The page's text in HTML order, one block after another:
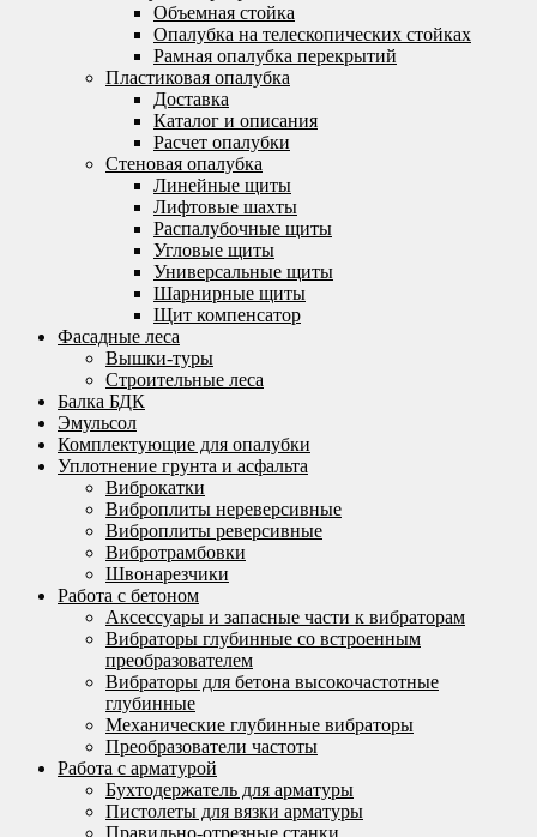
Объемная стойка
Опалубка на телескопических стойках
Рамная опалубка перекрытий
Пластиковая опалубка
Доставка
Каталог и описания
Расчет опалубки
Стеновая опалубка
Линейные щиты
Лифтовые шахты
Распалубочные щиты
Угловые щиты
Универсальные щиты
Шарнирные щиты
Щит компенсатор
Фасадные леса
Вышки-туры
Строительные леса
Балка БДК
Эмульсол
Комплектующие для опалубки
Уплотнение грунта и асфальта
Виброкатки
Виброплиты нереверсивные
Виброплиты реверсивные
Вибротрамбовки
Швонарезчики
Работа с бетоном
Аксессуары и запасные части к вибраторам
Вибраторы глубинные со встроенным
преобразователем
Вибраторы для бетона высокочастотные
глубинные
Механические глубинные вибраторы
Преобразователи частоты
Работа с арматурой
Бухтодержатель для арматуры
Пистолеты для вязки арматуры
Правильно-отрезные станки